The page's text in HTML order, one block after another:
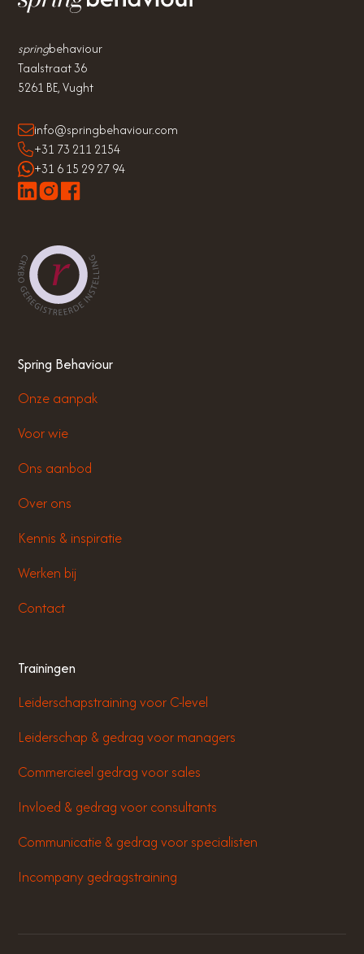
springbehaviour
Taalstraat 36
5261 BE, Vught
info@springbehaviour.com
+31 73 211 2154
+31 6 15 29 27 94
Spring Behaviour
Onze aanpak
Voor wie
Ons aanbod
Over ons
Kennis & inspiratie
Werken bij
Contact
Trainingen
Leiderschapstraining voor C-level
Leiderschap & gedrag voor managers
Commercieel gedrag voor sales
Invloed & gedrag voor consultants
Communicatie & gedrag voor specialisten
Incompany gedragstraining